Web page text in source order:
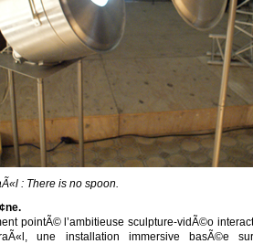
: There is no spoon.
pointÃ© l’ambitieuse sculpture-vidÃ©o
une installation immersive basÃ©e